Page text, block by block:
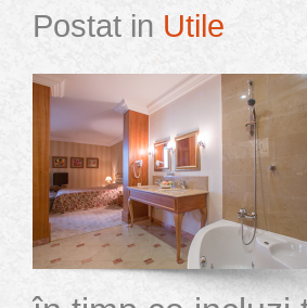
Avantajele si dezavantajele granitului
Postat in Utile